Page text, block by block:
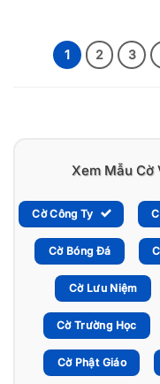
1 2 3
Xem Mẫu Cờ
Cờ Công Ty
Cờ Bóng Đá
Cờ Lưu Niệm
Cờ Trường Học
Cờ Phật Giáo